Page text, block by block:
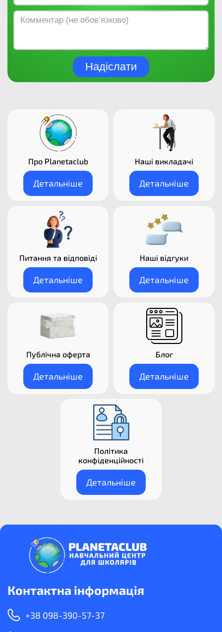
Надіслати
Про Planetaclub
Детальніше
Наші викладачі​
Детальніше
Питання та відповіді
Детальніше
Наші відгуки
Детальніше
Публічна оферта
Детальніше
Блог
Детальніше
Політика
конфіденційності
Детальніше
Контактна інформація
+38 098-390-57-37